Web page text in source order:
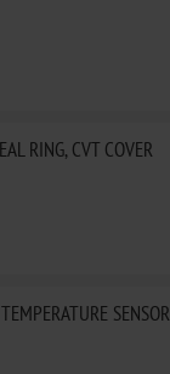
RING, CVT COVER
SENSOR